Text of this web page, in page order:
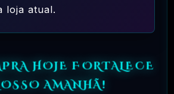
E GARANTIAS
LICENÇA DE USO DA
loja atual.
HOJE FORTALECE
AMANHÃ!